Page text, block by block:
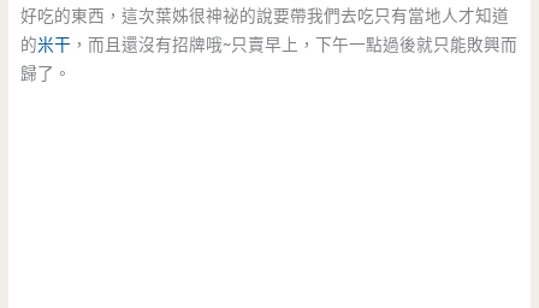
好吃的東西，這次葉姊很神祕的說要帶我們去吃只有當地人才知道
的米干 ，而且還沒有招牌哦~只賣早上，下午一點過後就只能敗興而
歸了。